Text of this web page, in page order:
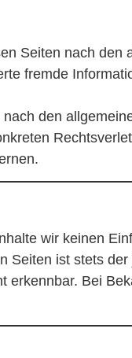
Seiten nach den
fremde
den
wir keinen
Seiten ist stets
Bei